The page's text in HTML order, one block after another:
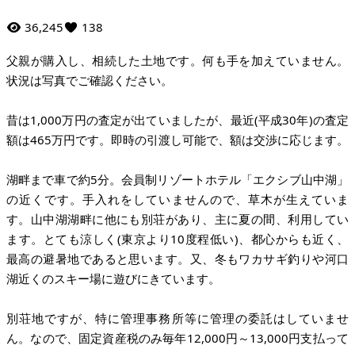
36,245 138
父親が購入し、相続した土地です。何も手を加えていません。
状況は写真でご確認ください。
昔は1,000万円の査定が出ていましたが、最近(平成30年)の査定
額は465万円です。即時の引渡し可能で、額は交渉に応じます。
湖畔まで車で約5分。会員制リゾートホテル「エクシブ山中湖」
の近くです。手入れをしていませんので、草木が生えていま
す。山中湖湖畔に他にも別荘があり、主に夏の間、利用してい
ます。とても涼しく(東京より10度程低い)、都心からも近く、
最高の避暑地であると思います。又、冬もワカサギ釣りや河口
湖近くのスキー場に遊びにきています。
別荘地ですが、特に管理事務所等に管理の委託はしていませ
ん。なので、固定資産税のみ毎年12,000円～13,000円支払って